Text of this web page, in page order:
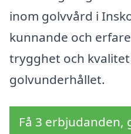
inom golvvård i
kunnande och
trygghet och
golvunderhållet.
Få 3 erbjudanden,